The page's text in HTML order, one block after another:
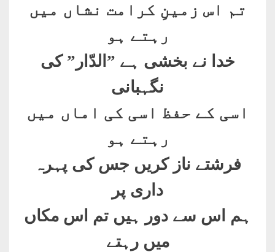
تم اس زمینِ کرامت نشاں میں
رہتے ہو
خدا نے بخشی ہے ”الدّار” کی
نگہبانی
اسی کے حفظ اسی کی اماں میں
رہتے ہو
فرشتے ناز کریں جس کی پہرہ
داری پر
ہم اس سے دور ہیں تم اس مکاں
میں رہتے